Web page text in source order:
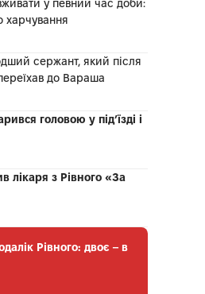
у певний час доби:
харчування
сержант, який після
до Вараша
головою у під’їзді і
лікаря з Рівного «За
Рівного: двоє – в